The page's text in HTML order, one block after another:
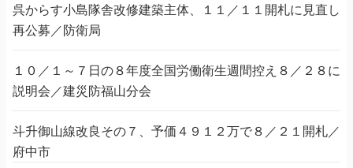
呉からす小島隊舎改修建築主体、１１／１１開札に見直し
再公募／防衛局
１０／１～７日の８年度全国労働衛生週間控え８／２８に
説明会／建災防福山分会
斗升御山線改良その７、予価４９１２万で８／２１開札／
府中市